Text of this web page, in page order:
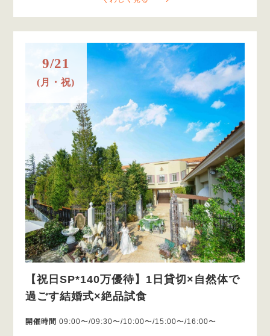
9/21
(月・祝)
【祝日SP*140万優待】1日貸切×自然体で
過ごす結婚式×絶品試食
開催時間 09:00〜/09:30〜/10:00〜/15:00〜/16:00〜